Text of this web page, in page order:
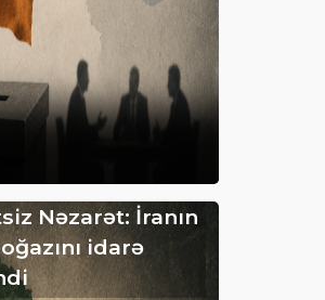
Nəzarət: İranın
idarə